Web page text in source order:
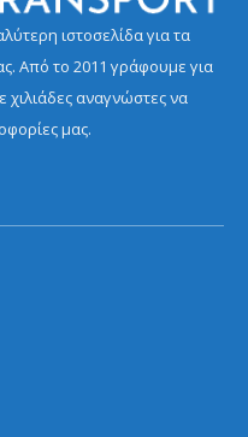
ιστοσελίδα για τα
Από το 2011 γράφουμε για
χιλιάδες αναγνώστες να
μας.